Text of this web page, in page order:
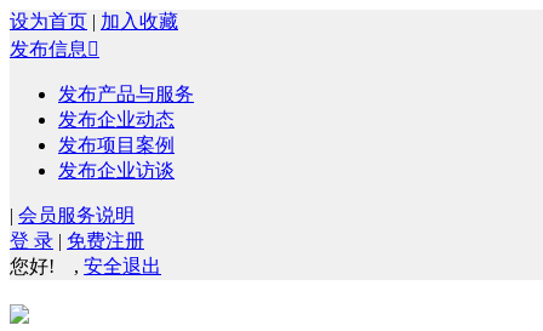
设为首页 | 加入收藏
发布信息 
发布产品与服务
发布企业动态
发布项目案例
发布企业访谈
| 会员服务说明
登 录 | 免费注册
您好!
, 安全退出